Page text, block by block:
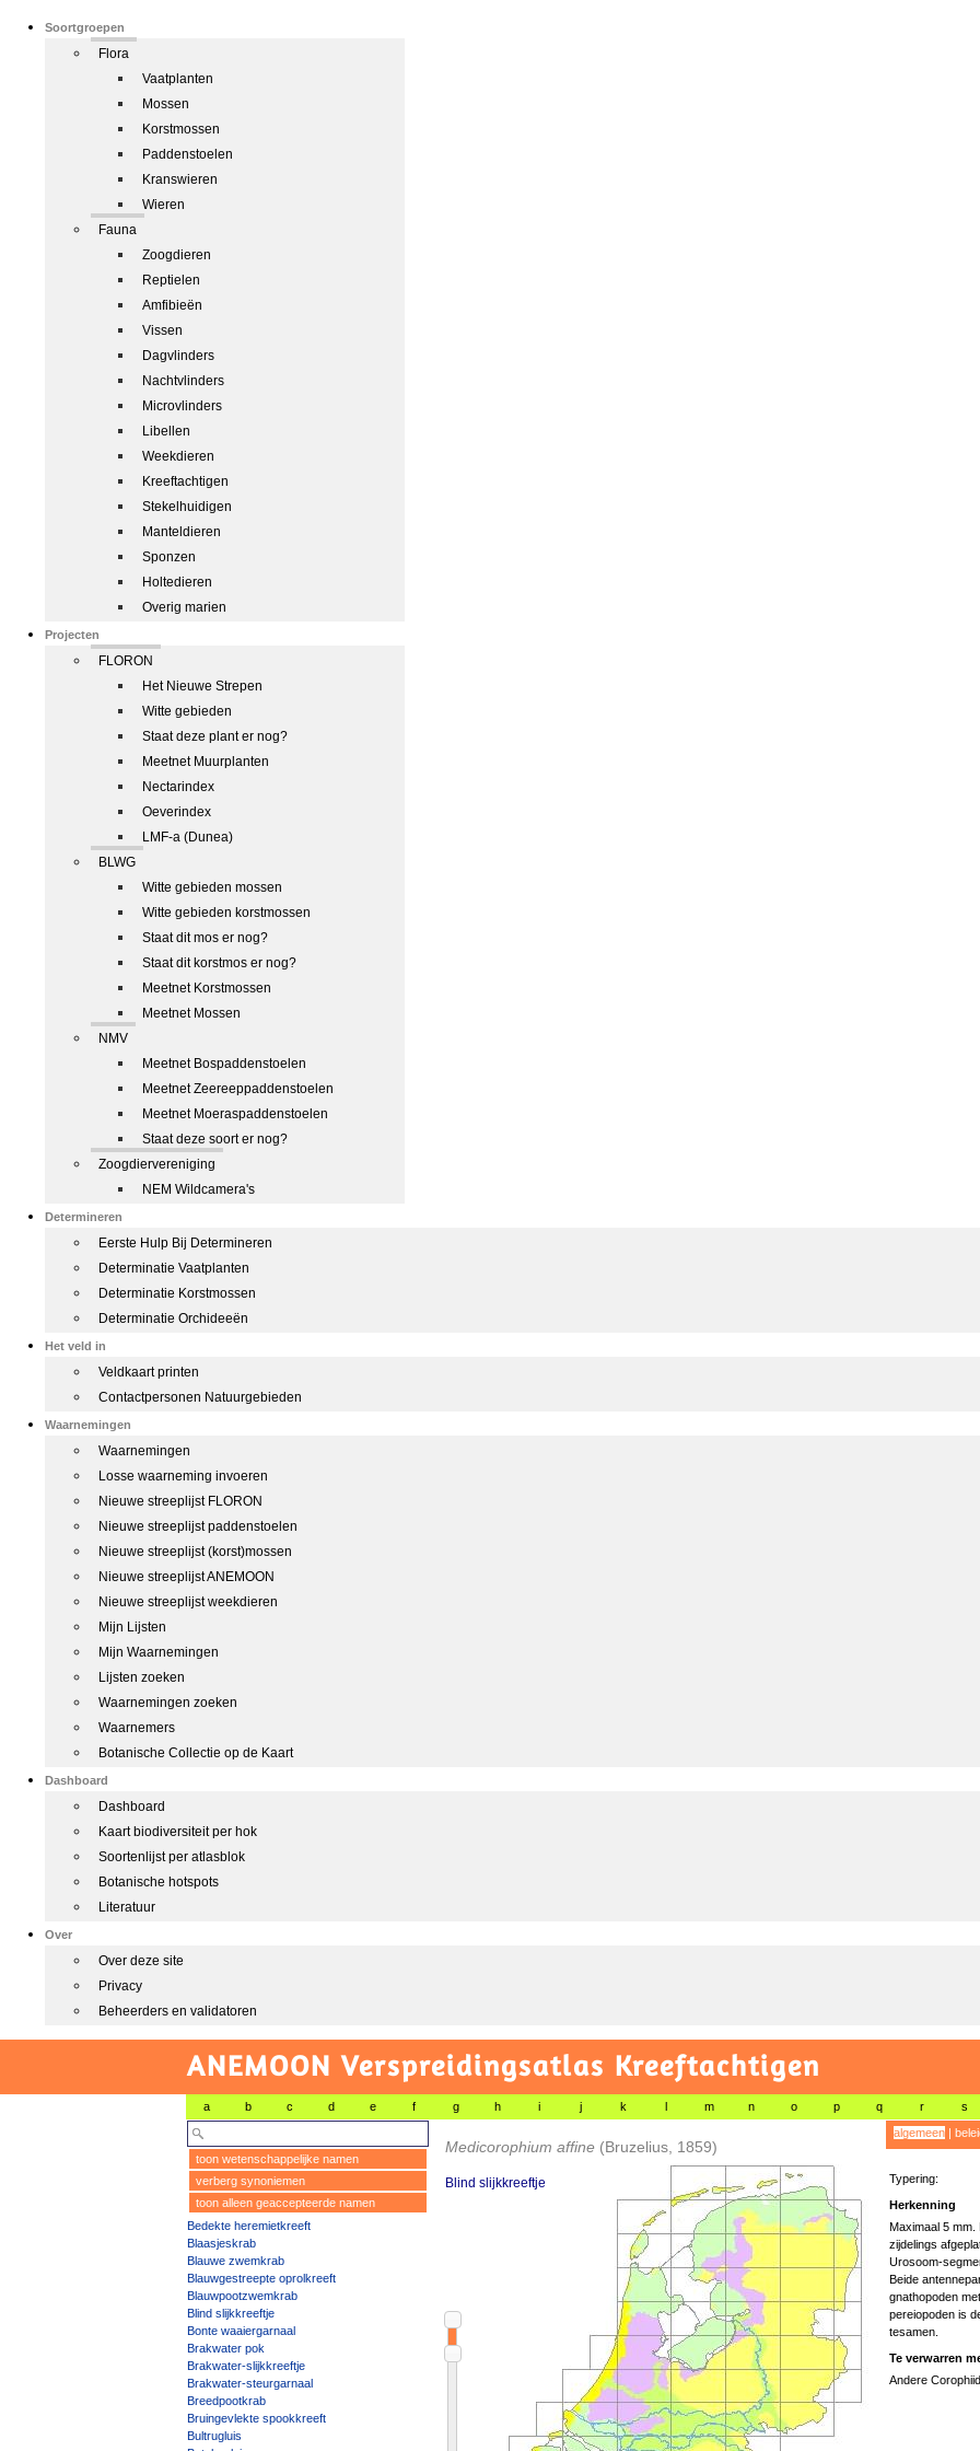
Soortgroepen
Flora
Vaatplanten
Mossen
Korstmossen
Paddenstoelen
Kranswieren
Wieren
Fauna
Zoogdieren
Reptielen
Amfibieën
Vissen
Dagvlinders
Nachtvlinders
Microvlinders
Libellen
Weekdieren
Kreeftachtigen
Stekelhuidigen
Manteldieren
Sponzen
Holtedieren
Overig marien
Projecten
FLORON
Het Nieuwe Strepen
Witte gebieden
Staat deze plant er nog?
Meetnet Muurplanten
Nectarindex
Oeverindex
LMF-a (Dunea)
BLWG
Witte gebieden mossen
Witte gebieden korstmossen
Staat dit mos er nog?
Staat dit korstmos er nog?
Meetnet Korstmossen
Meetnet Mossen
NMV
Meetnet Bospaddenstoelen
Meetnet Zeereeppaddenstoelen
Meetnet Moeraspaddenstoelen
Staat deze soort er nog?
Zoogdiervereniging
NEM Wildcamera's
Determineren
Eerste Hulp Bij Determineren
Determinatie Vaatplanten
Determinatie Korstmossen
Determinatie Orchideeën
Het veld in
Veldkaart printen
Contactpersonen Natuurgebieden
Waarnemingen
Waarnemingen
Losse waarneming invoeren
Nieuwe streeplijst FLORON
Nieuwe streeplijst paddenstoelen
Nieuwe streeplijst (korst)mossen
Nieuwe streeplijst ANEMOON
Nieuwe streeplijst weekdieren
Mijn Lijsten
Mijn Waarnemingen
Lijsten zoeken
Waarnemingen zoeken
Waarnemers
Botanische Collectie op de Kaart
Dashboard
Dashboard
Kaart biodiversiteit per hok
Soortenlijst per atlasblok
Botanische hotspots
Literatuur
Over
Over deze site
Privacy
Beheerders en validatoren
ANEMOON Verspreidingsatlas Kreeftachtigen
a b c d e f g h i j k l m n o p q r s
toon wetenschappelijke namen
verberg synoniemen
toon alleen geaccepteerde namen
Bedekte heremietkreeft
Blaasjeskrab
Blauwe zwemkrab
Blauwgestreepte oprolkreeft
Blauwpootzwemkrab
Blind slijkkreeftje
Bonte waaiergarnaal
Brakwater pok
Brakwater-slijkkreeftje
Brakwater-steurgarnaal
Breedpootkrab
Bruingevlekte spookkreeft
Bultrugluis
Medicorophium affine (Bruzelius, 1859)
Blind slijkkreeftje
algemeen|
Typering:
Herkenning
Maximaal 5 mm.
zijdelings
Urosoom-
Beide
gnathopoden
pereiopoden is
tesamen.
Te verwarren
Andere